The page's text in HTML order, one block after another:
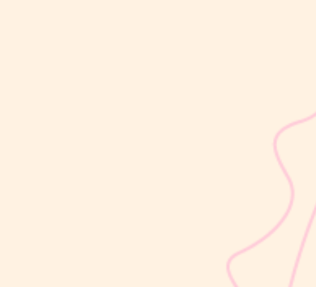
kulit bayi baru lahir sering kali membuat Mom & Dad khawatir.